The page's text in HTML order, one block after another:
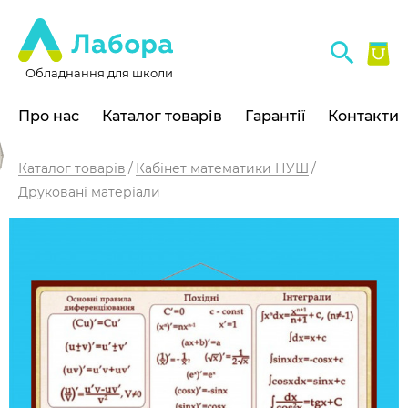
Обладнання для школи
Про нас Каталог товарів Гарантії Контакти
Каталог товарів
Кабінет математики НУШ
Друковані матеріали